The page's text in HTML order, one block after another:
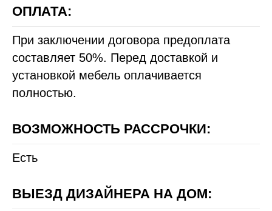
ОПЛАТА:
При заключении договора предоплата
составляет 50%. Перед доставкой и
установкой мебель оплачивается
полностью.
ВОЗМОЖНОСТЬ РАССРОЧКИ:
Есть
ВЫЕЗД ДИЗАЙНЕРА НА ДОМ: